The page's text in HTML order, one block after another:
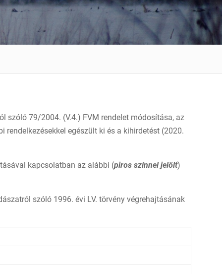
szóló 79/2004. (V.4.) FVM rendelet módosítása, az
rendelkezésekkel egészült ki és a kihirdetést (2020.
kapcsolatban az alábbi (piros színnel jelölt)
szóló 1996. évi LV. törvény végrehajtásának